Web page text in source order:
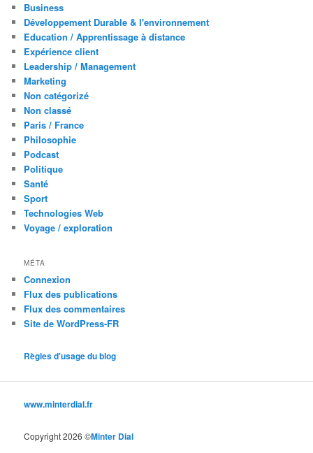
Business
Développement Durable & l'environnement
Education / Apprentissage à distance
Expérience client
Leadership / Management
Marketing
Non catégorizé
Non classé
Paris / France
Philosophie
Podcast
Politique
Santé
Sport
Technologies Web
Voyage / exploration
MÉTA
Connexion
Flux des publications
Flux des commentaires
Site de WordPress-FR
Règles d'usage du blog
www.minterdial.fr
Copyright 2026 ©Minter Dial